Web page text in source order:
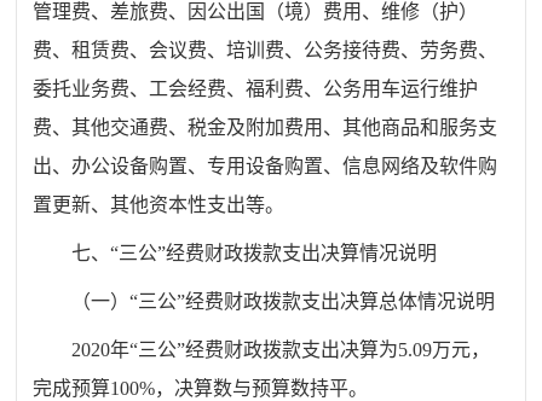
管理费、差旅费、因公出国（境）费用、维修（护）
费、租赁费、会议费、培训费、公务接待费、劳务费、
委托业务费、工会经费、福利费、公务用车运行维护
费、其他交通费、税金及附加费用、其他商品和服务支
出、办公设备购置、专用设备购置、信息网络及软件购
置更新、其他资本性支出等。
七、“三公”经费财政拨款支出决算情况说明
（一）“三公”经费财政拨款支出决算总体情况说明
2020年“三公”经费财政拨款支出决算为5.09万元，
完成预算100%，决算数与预算数持平。